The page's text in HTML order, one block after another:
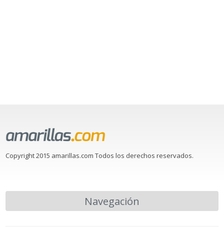
Copyright 2015 amarillas.com Todos los derechos reservados.
Navegación